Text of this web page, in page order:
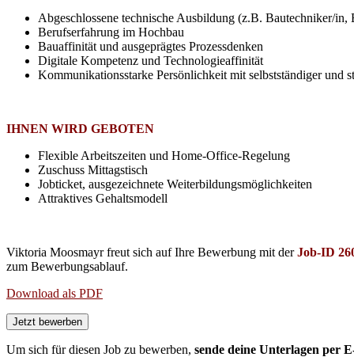
Abgeschlossene technische Ausbildung (z.B. Bautechniker/
Berufserfahrung im Hochbau
Bauaffinität und ausgeprägtes Prozessdenken
Digitale Kompetenz und Technologieaffinität
Kommunikationsstarke Persönlichkeit mit selbstständiger und
IHNEN WIRD GEBOTEN
Flexible Arbeitszeiten und Home-Office-Regelung
Zuschuss Mittagstisch
Jobticket, ausgezeichnete Weiterbildungsmöglichkeiten
Attraktives Gehaltsmodell
Viktoria Moosmayr freut sich auf Ihre Bewerbung mit derJob-ID
zum Bewerbungsablauf.
Download als PDF
Um sich für diesen Job zu bewerben, sende deine Unterlagen per